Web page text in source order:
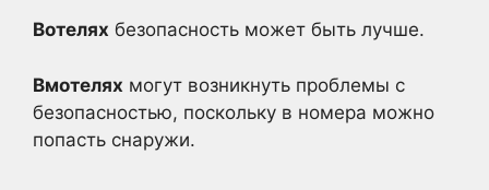
Вотелях безопасность может быть лучше.
Вмотелях могут возникнуть проблемы с
безопасностью, поскольку в номера можно
попасть снаружи.